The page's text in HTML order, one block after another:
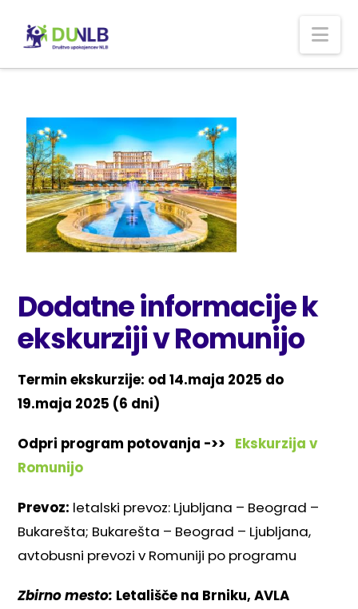
Dodatne informacije k
ekskurziji v Romunijo
Termin ekskurzije: od 14.maja 2025 do
19.maja 2025 (6 dni)
Odpri program potovanja ->> Ekskurzija v
Romunijo
Prevoz: letalski prevoz: Ljubljana – Beograd –
Bukarešta; Bukarešta – Beograd – Ljubljana,
avtobusni prevozi v Romuniji po programu
Zbirno mesto: Letališče na Brniku, AVLA